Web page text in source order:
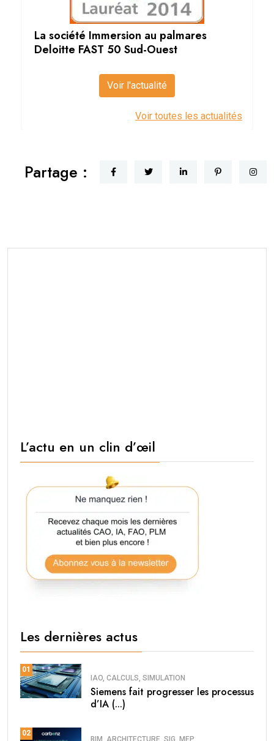
La société Immersion au palmares
Deloitte FAST 50 Sud-Ouest
Voir l'actualité
Voir toutes les actualités
Partage :
L’actu en un clin d’œil
Les dernières actus
01
IAO, CALCULS, SIMULATION
Siemens fait progresser les processus
d’IA (...)
02
BIM, ARCHITECTURE, SIG, MEP